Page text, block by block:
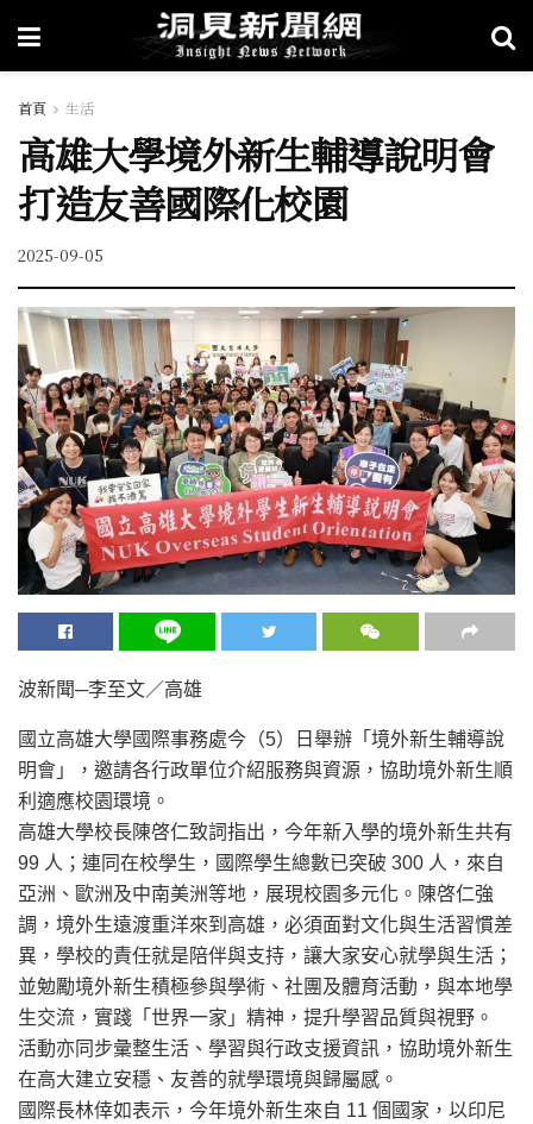
首頁 生活
高雄大學境外新生輔導說明會
打造友善國際化校園
2025-09-05
波新聞─李至文／高雄
國立高雄大學國際事務處今（5）日舉辦「境外新生輔導說
明會」，邀請各行政單位介紹服務與資源，協助境外新生順
利適應校園環境。
高雄大學校長陳啓仁致詞指出，今年新入學的境外新生共有
99 人；連同在校學生，國際學生總數已突破 300 人，來自
亞洲、歐洲及中南美洲等地，展現校園多元化。陳啓仁強
調，境外生遠渡重洋來到高雄，必須面對文化與生活習慣差
異，學校的責任就是陪伴與支持，讓大家安心就學與生活；
並勉勵境外新生積極參與學術、社團及體育活動，與本地學
生交流，實踐「世界一家」精神，提升學習品質與視野。
活動亦同步彙整生活、學習與行政支援資訊，協助境外新生
在高大建立安穩、友善的就學環境與歸屬感。
國際長林倖如表示，今年境外新生來自 11 個國家，以印尼